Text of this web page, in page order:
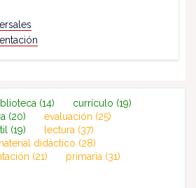
(14) currículo (19)
(20) evaluación (25)
(19) lectura (37)
didáctico (28)
(21) primaria (31)